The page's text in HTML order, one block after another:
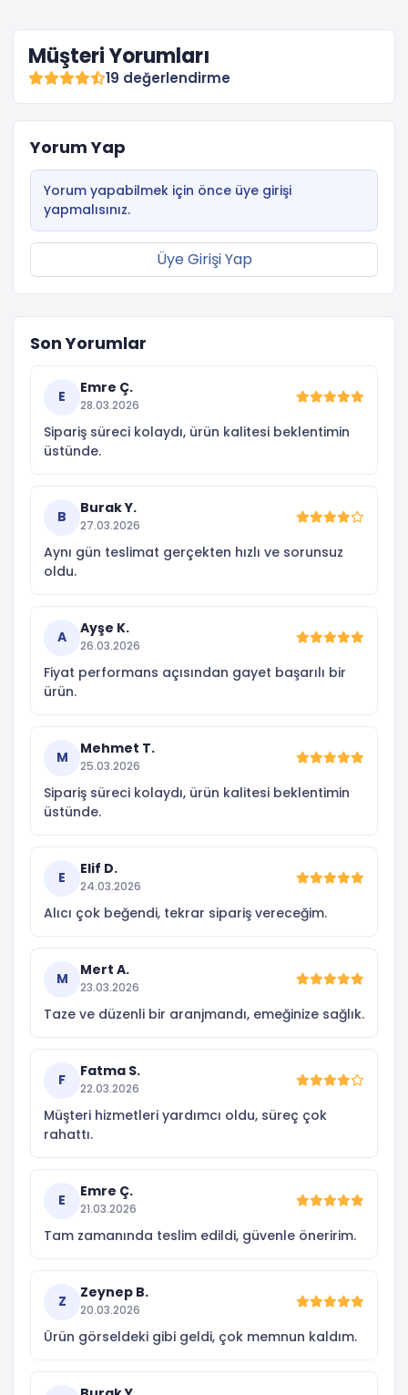
Müşteri Yorumları
19 değerlendirme
Yorum Yap
Yorum yapabilmek için önce üye girişi
yapmalısınız.
Üye Girişi Yap
Son Yorumlar
E
Emre Ç.
28.03.2026
Sipariş süreci kolaydı, ürün kalitesi beklentimin
üstünde.
B
Burak Y.
27.03.2026
Aynı gün teslimat gerçekten hızlı ve sorunsuz
oldu.
A
Ayşe K.
26.03.2026
Fiyat performans açısından gayet başarılı bir
ürün.
M
Mehmet T.
25.03.2026
Sipariş süreci kolaydı, ürün kalitesi beklentimin
üstünde.
E
Elif D.
24.03.2026
Alıcı çok beğendi, tekrar sipariş vereceğim.
M
Mert A.
23.03.2026
Taze ve düzenli bir aranjmandı, emeğinize sağlık.
F
Fatma S.
22.03.2026
Müşteri hizmetleri yardımcı oldu, süreç çok
rahattı.
E
Emre Ç.
21.03.2026
Tam zamanında teslim edildi, güvenle öneririm.
Z
Zeynep B.
20.03.2026
Ürün görseldeki gibi geldi, çok memnun kaldım.